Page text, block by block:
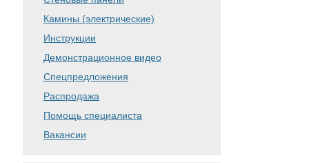
Камины (электрические)
Инструкции
Демонстрационное видео
Спецпредложения
Распродажа
Помощь специалиста
Вакансии